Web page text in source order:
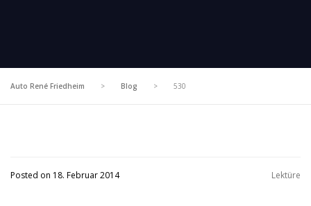
Auto René Friedheim > Blog > 530
Posted on 18. Februar 2014 Lektüre